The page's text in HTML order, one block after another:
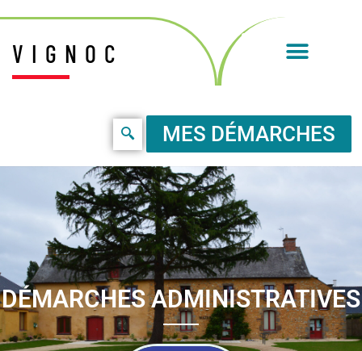
VIGNOC
MES DÉMARCHES
DÉMARCHES ADMINISTRATIVES